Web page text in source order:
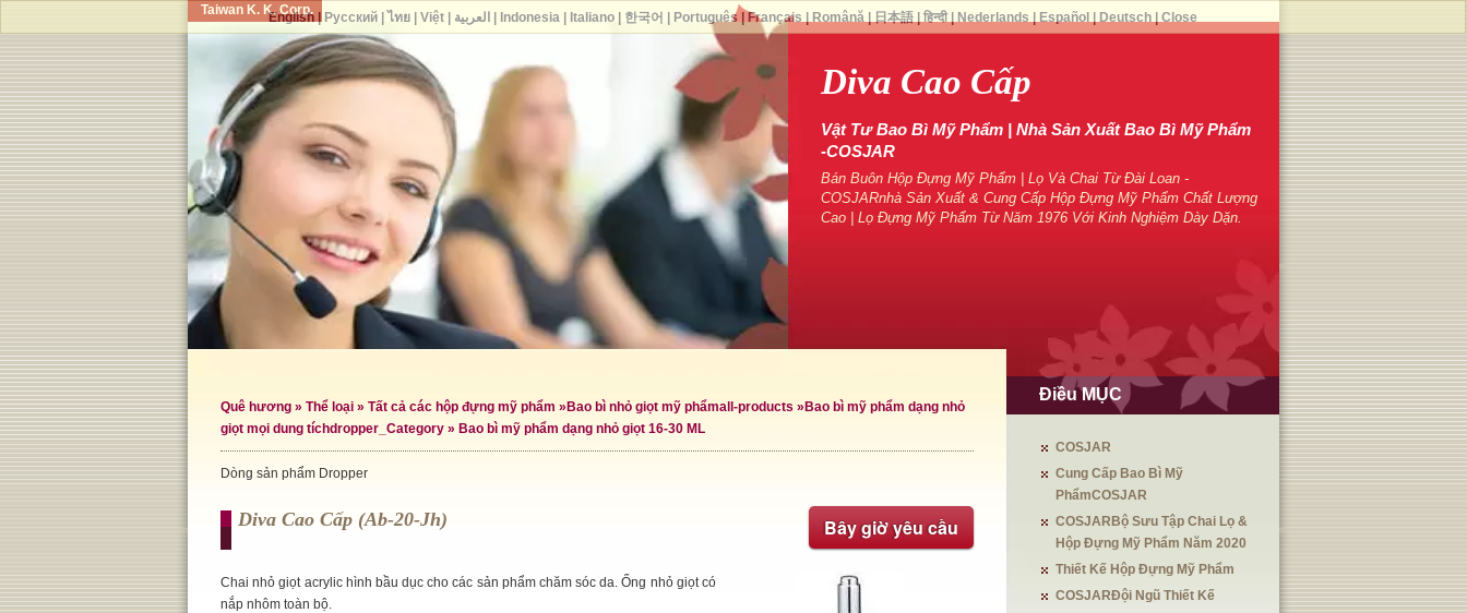
Taiwan K. K. Corp.
Diva Cao Cấp
Vật Tư Bao Bì Mỹ Phẩm | Nhà Sản Xuất Bao Bì Mỹ Phẩm
-COSJAR
Bán Buôn Hộp Đựng Mỹ Phẩm | Lọ Và Chai Từ Đài Loan -
COSJARnhà Sản Xuất & Cung Cấp Hộp Đựng Mỹ Phẩm Chất Lượng
Cao | Lọ Đựng Mỹ Phẩm Từ Năm 1976 Với Kinh Nghiệm Dày Dặn.
Quê hương » Thể loại » Tất cả các hộp đựng mỹ phẩm » Bao bì nhỏ giọt mỹ phẩmall-products » Bao bì mỹ phẩm dạng nhỏ
giọt mọi dung tíchdropper_Category » Bao bì mỹ phẩm dạng nhỏ giọt 16-30 ML
Dòng sản phẩm Dropper
Bây giờ yêu cầu
Diva Cao Cấp (ab-20-Jh)
Chai nhỏ giọt acrylic hình bầu dục cho các sản phẩm chăm sóc da. Ống nhỏ giọt có
nắp nhôm toàn bộ.
Điều MỤC
COSJAR
Cung Cấp Bao Bì Mỹ
PhẩmCOSJAR
COSJARBộ Sưu Tập Chai Lọ &
Hộp Đựng Mỹ Phẩm Năm 2020
Thiết Kế Hộp Đựng Mỹ Phẩm
COSJARĐội Ngũ Thiết Kế
English| Русский| ไทย| Việt| العربية Indonesia| Italiano| 한국어 Português Français Română| 日本語| हिन्दी| Nederlands Español Deutsch| Close